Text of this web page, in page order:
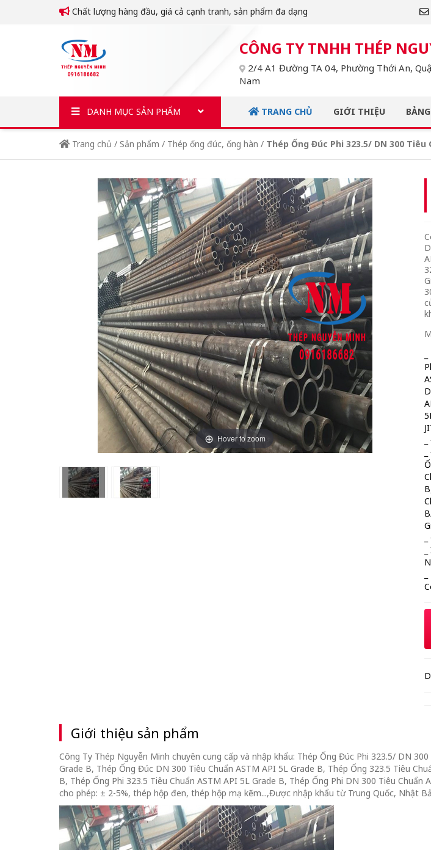
Chất lượng hàng đầu, giá cả cạnh tranh, sản phẩm đa dạng
CÔNG TY TNHH THÉP
2/4 A1 Đường TA 04, Phường Thới An,
Nam
DANH MỤC SẢN PHẨM TRANG CHỦ GIỚI THIỆU
Trang chủ / Sản phẩm / Thép ống đúc, ống hàn / Thép Ống Đúc Phi 323.5/ DN 300 Tiêu
Hover to zoom
Giới thiệu sản phẩm
Công Ty Thép Nguyễn Minh chuyên cung cấp và nhập khẩu: Thép Ống Đúc Phi 323.5/ DN
Grade B, Thép Ống Đúc DN 300 Tiêu Chuẩn ASTM API 5L Grade B, Thép Ống 323.5 Tiêu
B, Thép Ống Phi 323.5 Tiêu Chuẩn ASTM API 5L Grade B, Thép Ống Phi DN 300 Tiêu
cho phép: ± 2-5%, thép hộp đen, thép hộp mạ kẽm...,Được nhập khẩu từ Trung Quốc, Nhật